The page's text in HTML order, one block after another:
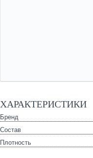
ХАРАКТЕРИСТИКИ
Бренд
Состав
Плотность